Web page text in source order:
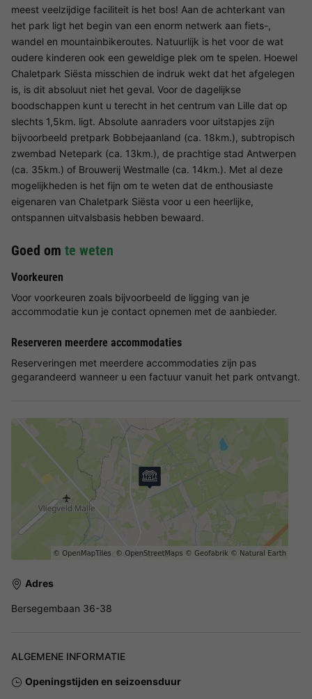
meest veelzijdige faciliteit is het bos! Aan de achterkant van
het park ligt het begin van een enorm netwerk aan fiets-,
wandel en mountainbikeroutes. Natuurlijk is het voor de wat
oudere kinderen ook een geweldige plek om te spelen. Hoewel
Chaletpark Siësta misschien de indruk wekt dat het afgelegen
is, is dit absoluut niet het geval. Voor de dagelijkse
boodschappen kunt u terecht in het centrum van Lille dat op
slechts 1,5km. ligt. Absolute aanraders voor uitstapjes zijn
bijvoorbeeld pretpark Bobbejaanland (ca. 18km.), subtropisch
zwembad Netepark (ca. 13km.), de prachtige stad Antwerpen
(ca. 35km.) of Brouwerij Westmalle (ca. 14km.). Met al deze
mogelijkheden is het fijn om te weten dat de enthousiaste
eigenaren van Chaletpark Siësta voor u een heerlijke,
ontspannen uitvalsbasis hebben bewaard.
Goed om te weten
Voorkeuren
Voor voorkeuren zoals bijvoorbeeld de ligging van je
accommodatie kun je contact opnemen met de aanbieder.
Reserveren meerdere accommodaties
Reserveringen met meerdere accommodaties zijn pas
gegarandeerd wanneer u een factuur vanuit het park ontvangt.
Adres
Bersegembaan 36-38
ALGEMENE INFORMATIE
Openingstijden en seizoensduur